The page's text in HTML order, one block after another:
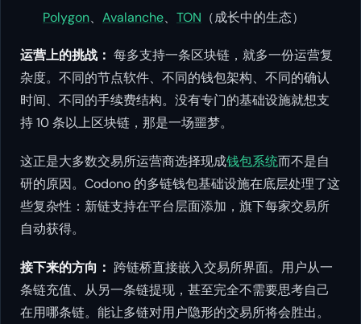
Polygon、 Avalanche、 TON （成长中的生态）
运营上的挑战： 每多支持一条区块链，就多一份运营复
杂度。不同的节点软件、不同的钱包架构、不同的确认
时间、不同的手续费结构。没有专门的基础设施就想支
持 10 条以上区块链，那是一场噩梦。
这正是大多数交易所运营商选择现成钱包系统而不是自
研的原因。Codono 的多链钱包基础设施在底层处理了这
些复杂性：新链支持在平台层面添加，旗下每家交易所
自动获得。
接下来的方向： 跨链桥直接嵌入交易所界面。用户从一
条链充值、从另一条链提现，甚至完全不需要思考自己
在用哪条链。能让多链对用户隐形的交易所将会胜出。